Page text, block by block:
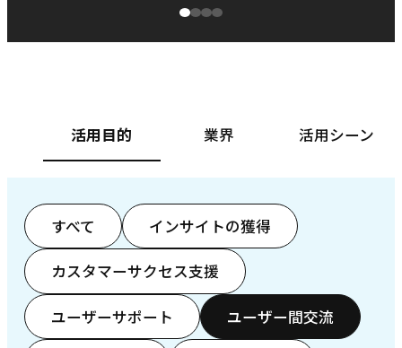
活用目的 業界 活用シーン
すべて インサイトの獲得
カスタマーサクセス支援
ユーザーサポート ユーザー間交流